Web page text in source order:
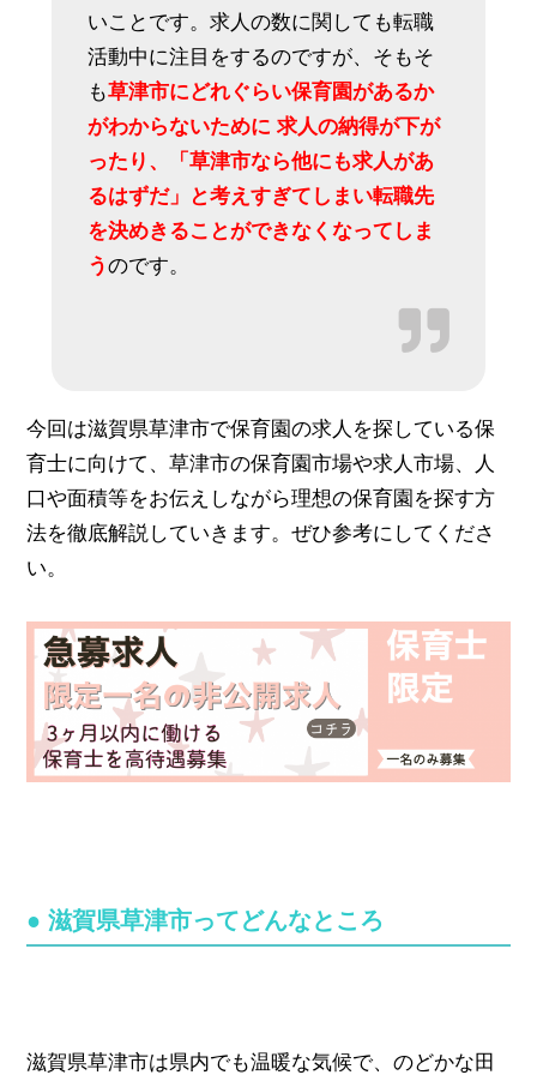
いことです。求人の数に関しても転職
活動中に注目をするのですが、そもそ
も草津市にどれぐらい保育園があるか
がわからないために 求人の納得が下が
ったり、「草津市なら他にも求人があ
るはずだ」と考えすぎてしまい転職先
を決めきることができなくなってしま
うのです。
今回は滋賀県草津市で保育園の求人を探している保
育士に向けて、草津市の保育園市場や求人市場、人
口や面積等をお伝えしながら理想の保育園を探す方
法を徹底解説していきます。ぜひ参考にしてくださ
い。
●滋賀県草津市ってどんなところ
滋賀県草津市は県内でも温暖な気候で、のどかな田